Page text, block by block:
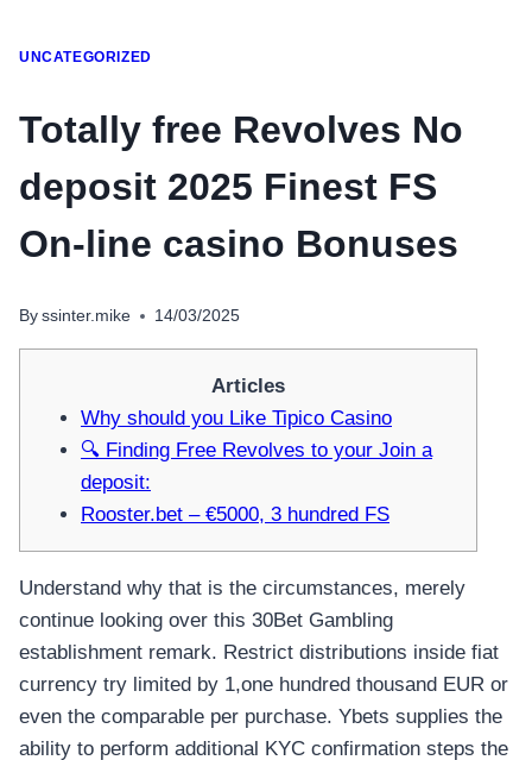
โทรศัพท์มือถือ
อุปกรณ์เสริมโทรศัพท์
สินค้าตามแบรนด์
UNCATEGORIZED
Totally free Revolves No
deposit 2025 Finest FS
On-line casino Bonuses
By ssinter.mike 14/03/2025
Articles
Why should you Like Tipico Casino
🔍 Finding Free Revolves to your Join a
deposit:
Rooster.bet – €5000, 3 hundred FS
Understand why that is the circumstances, merely
continue looking over this 30Bet Gambling
establishment remark. Restrict distributions inside fiat
currency try limited by 1,one hundred thousand EUR or
even the comparable per purchase. Ybets supplies the
ability to perform additional KYC confirmation steps the